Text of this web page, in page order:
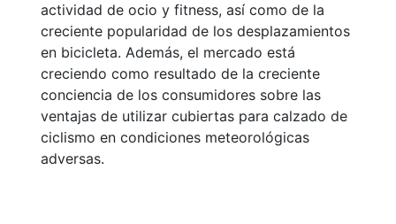
actividad de ocio y fitness, así como de la
creciente popularidad de los desplazamientos
en bicicleta. Además, el mercado está
creciendo como resultado de la creciente
conciencia de los consumidores sobre las
ventajas de utilizar cubiertas para calzado de
ciclismo en condiciones meteorológicas
adversas.